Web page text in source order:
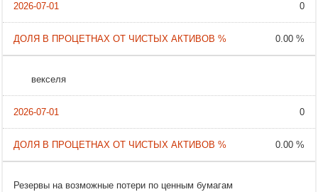
0
0.00 %
векселя
0
0.00 %
Резервы на возможные потери по ценным бумагам